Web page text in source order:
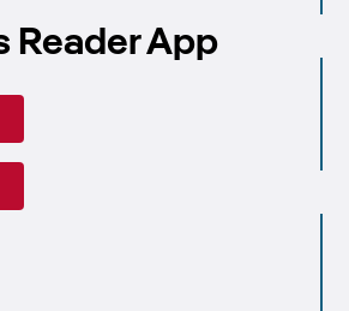
Reader App